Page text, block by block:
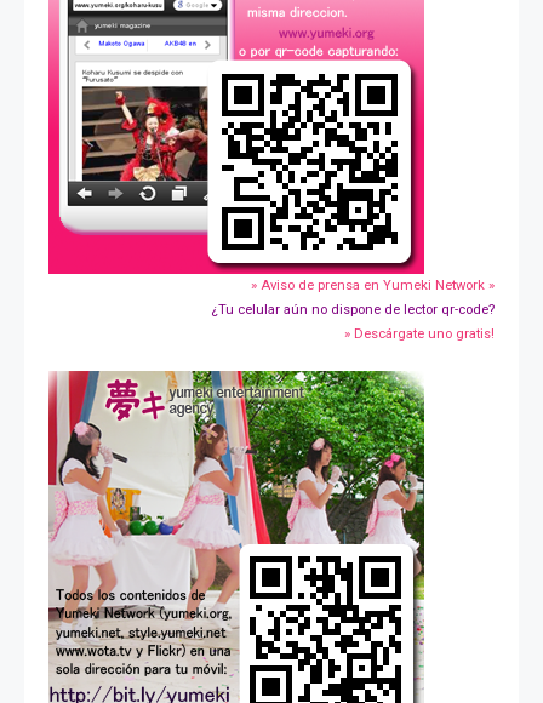
» Aviso de prensa en Yumeki Network »
¿Tu celular aún no dispone de lector qr-code?
» Descárgate uno gratis!